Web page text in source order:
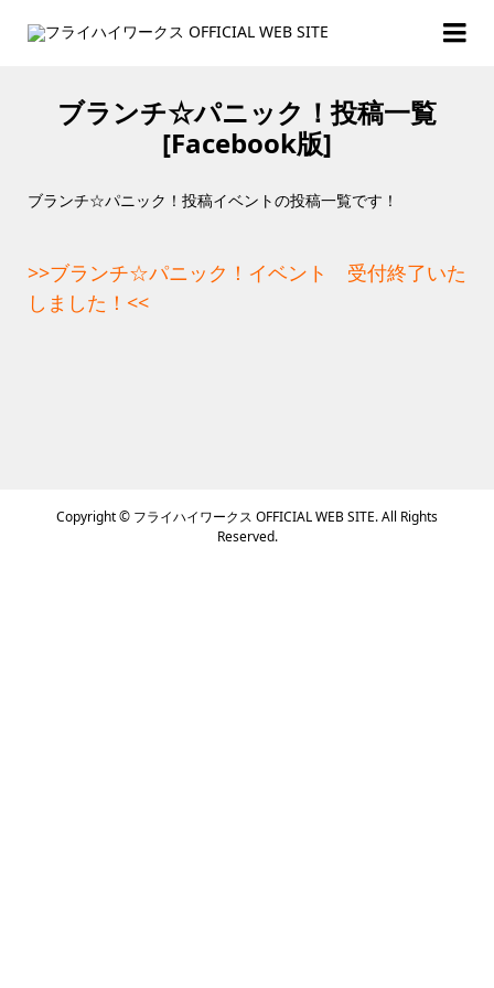
ブランチ☆パニック！投稿一覧
[Facebook版]
ブランチ☆パニック！投稿イベントの投稿一覧です！
>>ブランチ☆パニック！イベント 受付終了いた
しました！<<
Copyright © フライハイワークス OFFICIAL WEB SITE. All Rights
Reserved.